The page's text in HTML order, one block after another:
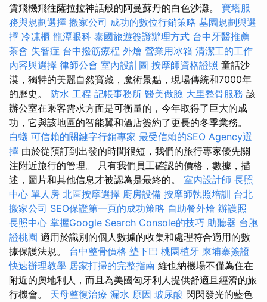
賃飛機飛往薩拉拉神話般的阿曼蘇丹的白色沙灘。 寶塔服
務與規劃選擇 搬家公司 成功的數位行銷策略 墓園規劃與選
擇 冷凍櫃 龍潭眼科 泰國旅遊簽證辦理方式 台中牙醫推薦
茶會 失智症 台中撥筋療程 外燴 營業用冰箱 清潔工的工作
內容與選擇 律師公會 室內設計圖 按摩師資格證照 童話沙
漠，獨特的美麗自然寶藏，魔術景點，現場傳統和7000年
的歷史。 防水 工程 記帳事務所 醫美做臉 大里整骨服務 該
辦公室在乘客需求方面是可衡量的，今年取得了巨大的成
功，它與該地區的智能翼和酒店簽約了更長的冬季業務。
白蟻 可信賴的關鍵字行銷專家 最受信賴的SEO Agency選
擇 由於從預訂到出發的時間很短，我們的旅行專家優先關
注附近旅行的管理。 只有我們員工確認的價格，數據，描
述，圖片和其他信息才被認為是最終的。 室內設計師 長照
中心 單人房 北區按摩選擇 廚房設備 按摩師執照培訓 台北
搬家公司 SEO保證第一頁的成功策略 自助餐外燴 辦護照
長照中心 掌握Google Search Console的技巧 助聽器 台胞
證桃園 適用於識別的個人數據的收集和處理符合適用的數
據保護法規。 台中整骨價格 墊下巴 桃園植牙 柬埔寨簽證
快速辦理教學 居家打掃的完整指南 維也納機場不僅為住在
附近的奧地利人，而且為美國匈牙利人提供舒適且經濟的旅
行機會。 天母整復治療 漏水 原因 玻尿酸 閃閃發光的藍色